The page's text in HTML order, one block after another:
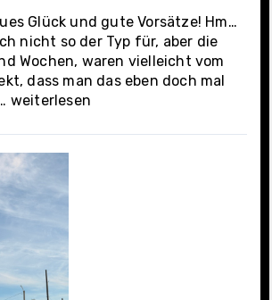
Glück und gute Vorsätze! Hm…
nicht so der Typ für, aber die
Wochen, waren vielleicht vom
dass man das eben doch mal
Los
Municipality
weiterlesen